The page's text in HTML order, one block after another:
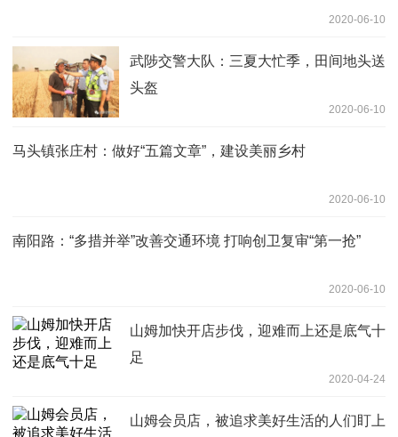
2020-06-10
武陟交警大队：三夏大忙季，田间地头送
头盔
2020-06-10
马头镇张庄村：做好“五篇文章”，建设美丽乡村
2020-06-10
南阳路：“多措并举”改善交通环境 打响创卫复审“第一抢”
2020-06-10
山姆加快开店步伐，迎难而上还是底气十
足
2020-04-24
山姆会员店，被追求美好生活的人们盯上